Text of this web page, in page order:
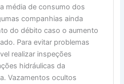
média de consumo dos
companhias ainda
do débito caso o aumento
Para evitar problemas
realizar inspeções
hidráulicas da
Vazamentos ocultos